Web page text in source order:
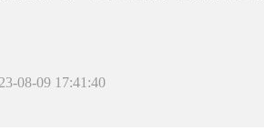
08-09 17:41:40